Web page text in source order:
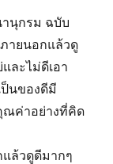
นุกรม ฉบับ
ายนอกแล้วดู
ละไม่ดีเอา
ป็นของดีมี
ณค่าอย่างที่คิด
แล้วดูดีมากๆ